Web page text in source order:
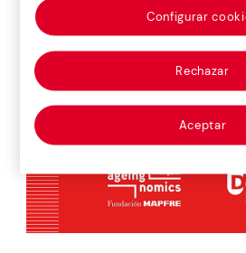
Rechazar
Aceptar
Configurar